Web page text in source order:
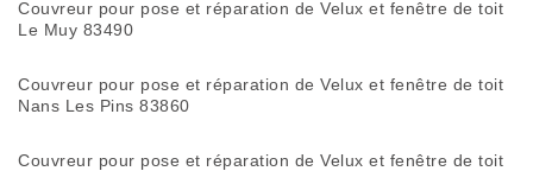
Couvreur pour pose et réparation de Velux et fenêtre de toit
Le Muy 83490
Couvreur pour pose et réparation de Velux et fenêtre de toit
Nans Les Pins 83860
Couvreur pour pose et réparation de Velux et fenêtre de toit